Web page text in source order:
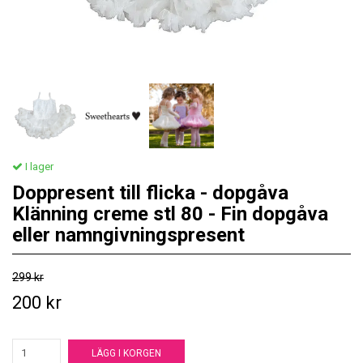
I lager
Doppresent till flicka - dopgåva
Klänning creme stl 80 - Fin dopgåva
eller namngivningspresent
299 kr
200 kr
LÄGG I KORGEN